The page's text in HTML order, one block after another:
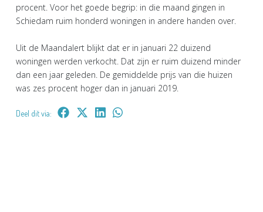
procent. Voor het goede begrip: in die maand gingen in
Schiedam ruim honderd woningen in andere handen over.
Uit de Maandalert blijkt dat er in januari 22 duizend
woningen werden verkocht. Dat zijn er ruim duizend minder
dan een jaar geleden. De gemiddelde prijs van die huizen
was zes procent hoger dan in januari 2019.
Deel dit via: